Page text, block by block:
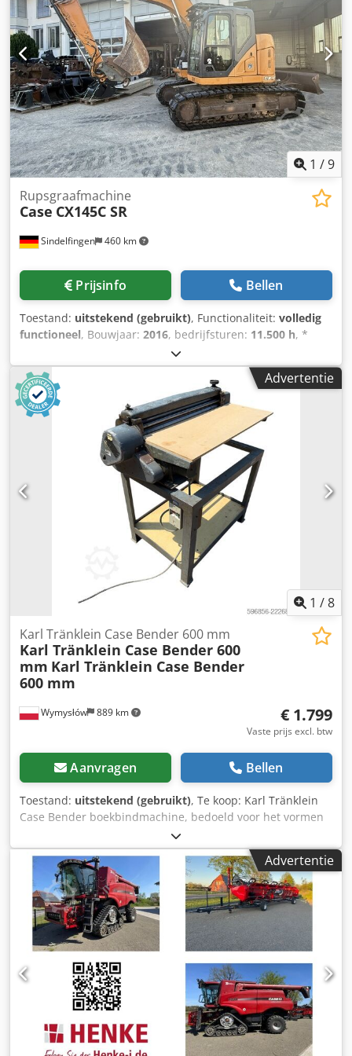
1 /9
Sindelfingen 460 km
Rupsgraafmachine
Case CX145C SR
Prijsinfo Bellen
Toestand: uitstekend (gebruikt), Functionaliteit: volledig
functioneel, Bouwjaar: 2016, bedrijfsturen: 11.500 h, *
11.500 bedrijfsuren * Bedrijfsgewicht 15.700 kg *
Motorvermogen 77 kW Csdpfx Ahoy Rm H Esuerf *
Roadliner * hydraulische snelwissel * airconditioning
Advertentie
1 /8
Wymysłów 889 km
Karl Tränklein Case Bender 600 mm
Karl Tränklein Case Bender 600
mm Karl Tränklein Case Bender
600 mm
€ 1.799
Vaste prijs excl. btw
Aanvragen Bellen
Toestand: uitstekend (gebruikt), Te koop: Karl Tränklein
Case Bender boekbindmachine, bedoeld voor het vormen
en buigen van ruggen van harde boekomslagen. Het
apparaat geeft omslagen de juiste radius, waardoor deze
perfect aansluiten op het boekblok. De machine is
uitgerust met verstelbare rollen waarmee deze kan
worden aangepast aan verschillende omslagdiktes. De
robuuste gietijzeren constructie zorgt voor hoge precisie
en jarenlang gebruik. Technische gegevens: Fabrikant: Karl
Tränklein Type: Case Bender / rugvormmachine
Werkbreedte: ca. 600 mm Instelbare roldraad Stabiele
gietijzeren constructie Elektrische aandrijving Werktafel
Staat: gebruikt Toepassingen: Credjziwnbopfx Ahuof
productie van hardcover boeken, boekbinderijen,
drukkerijen, grafische bedrijven, productie van albums,
catalogi en omslagen.
Advertentie